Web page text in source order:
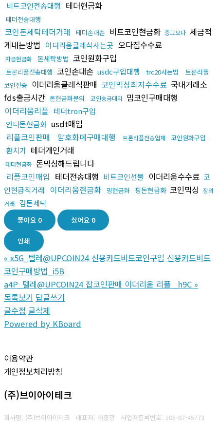
비트코인전송대행 테더현금화
테더전송대행
코인돈세탁테더거래 테더손대손 비트코인현금화 중고오다 세금적
게내는방법 이더리움클레식사는곳 오다집수수료
자금현금화 돈세탁방법 코인원화구입
트론리플전송대행 코인손대손 usdc구입대행 trc20사는법
트론리플
코인전송 이더리움클레식판매 코인믹싱최저수수료 국내거래소
fds출금시간 돈현금화문의 코인송금대리
밈코인구매대행
이더리움리플 테더tron구입
언더돈현금화 usdt매입
리플코인판매
암호화폐구매대행 트론리플전송업체 코인원화구입
환치기 테더개인거래
테더현금화 돈믹싱해드립니다
리플코인매입 테더전송대행 비트코인선물 이더리움수수료 코
인현금직거래
이더리움현금화 핑현금화 핑돈현금화 코인믹싱 장외
거래
검돈세탁
좋아요 0 싫어요 0
인쇄
« x5G_텔레@UPCOIN24 신용카드비트코인구입 신용카드비트
코인구매방법_i5B
a4P_텔레@UPCOIN24 잡코인판매 이더리움 리플 _h9C »
목록보기 답글쓰기
글수정 글삭제
Powered by KBoard
이용약관
개인정보처리방침
(주)브이아이테크
회사명: (주)브이아이테크 대표자: 배중광 사업자등록번호: 105-87-45773